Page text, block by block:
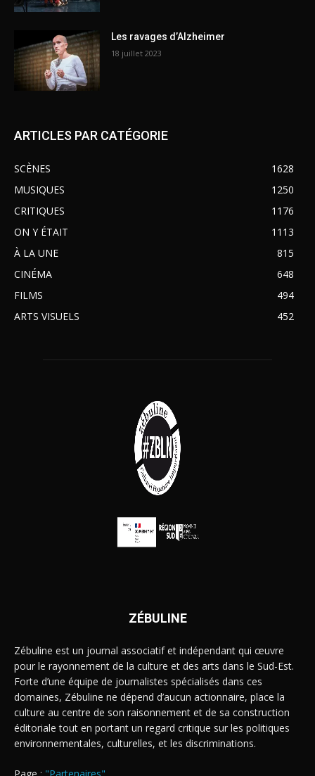
Les ravages d’Alzheimer
18 juillet 2023
ARTICLES PAR CATÉGORIE
SCÈNES
1628
MUSIQUES
1250
CRITIQUES
1176
ON Y ÉTAIT
1113
À LA UNE
815
CINÉMA
648
FILMS
494
ARTS VISUELS
452
ZÉBULINE
Zébuline est un journal associatif et indépendant qui œuvre
pour le rayonnement de la culture et des arts dans le Sud-Est.
Forte d’une équipe de journalistes spécialisés dans ces
domaines, Zébuline ne dépend d’aucun actionnaire, place la
culture au centre de son raisonnement et de sa construction
éditoriale tout en portant un regard critique sur les politiques
environnementales, culturelles, et les discriminations.